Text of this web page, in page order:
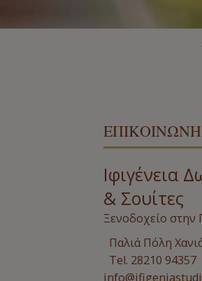
Ιφιγένεια
& Σουίτες
Ξενοδοχείο στην
Παλιά Πόλη
Tel. 28210 94357